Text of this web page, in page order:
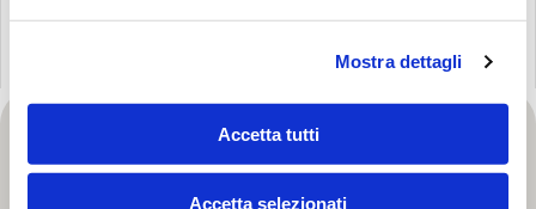
Mostra dettagli
Accetta tutti
Accetta selezionati